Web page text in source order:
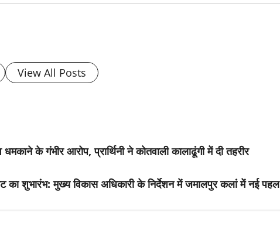
View All Posts
के गंभीर आरोप, प्रार्थिनी ने कोतवाली कालाढूंगी में दी तहरीर
का शुभारंभ: मुख्य विकास अधिकारी के निर्देशन में जमालपुर कलां में नई पहल